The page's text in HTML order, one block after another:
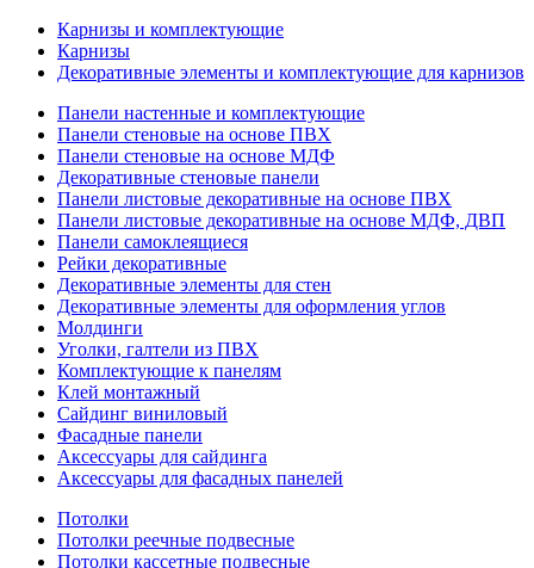
Карнизы и комплектующие
Карнизы
Декоративные элементы и комплектующие для карнизов
Панели настенные и комплектующие
Панели стеновые на основе ПВХ
Панели стеновые на основе МДФ
Декоративные стеновые панели
Панели листовые декоративные на основе ПВХ
Панели листовые декоративные на основе МДФ, ДВП
Панели самоклеящиеся
Рейки декоративные
Декоративные элементы для стен
Декоративные элементы для оформления углов
Молдинги
Уголки, галтели из ПВХ
Комплектующие к панелям
Клей монтажный
Сайдинг виниловый
Фасадные панели
Аксессуары для сайдинга
Аксессуары для фасадных панелей
Потолки
Потолки реечные подвесные
Потолки кассетные подвесные